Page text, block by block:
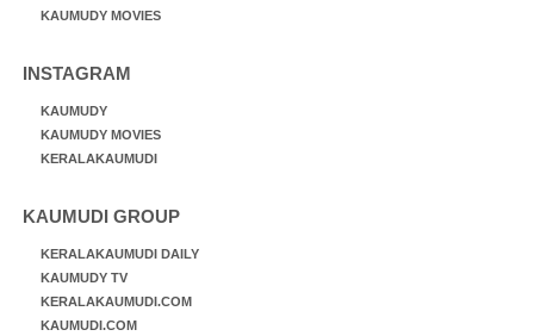
KAUMUDY MOVIES
INSTAGRAM
KAUMUDY
KAUMUDY MOVIES
KERALAKAUMUDI
KAUMUDI GROUP
KERALAKAUMUDI DAILY
KAUMUDY TV
KERALAKAUMUDI.COM
KAUMUDI.COM